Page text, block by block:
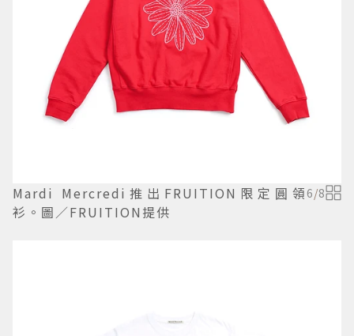
Mardi Mercredi推出FRUITION限定圓領
衫。圖／FRUITION提供
6/8